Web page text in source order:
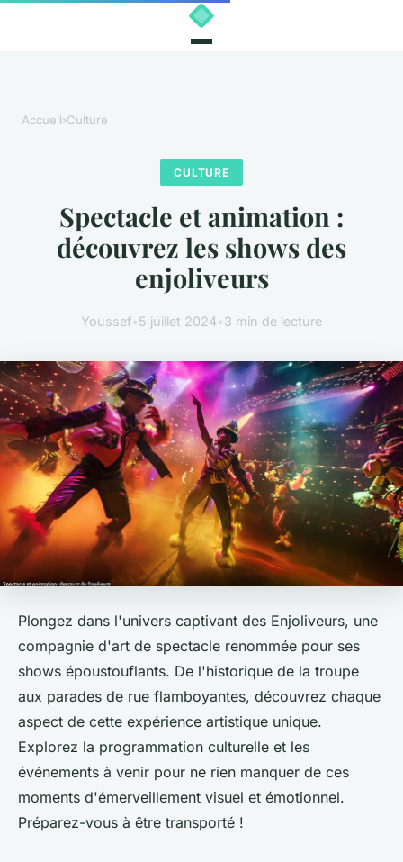
Accueil›Culture
CULTURE
Spectacle et animation :
découvrez les shows des
enjoliveurs
Youssef•5 juillet 2024•3 min de lecture
Plongez dans l'univers captivant des Enjoliveurs, une
compagnie d'art de spectacle renommée pour ses
shows époustouflants. De l'historique de la troupe
aux parades de rue flamboyantes, découvrez chaque
aspect de cette expérience artistique unique.
Explorez la programmation culturelle et les
événements à venir pour ne rien manquer de ces
moments d'émerveillement visuel et émotionnel.
Préparez-vous à être transporté !